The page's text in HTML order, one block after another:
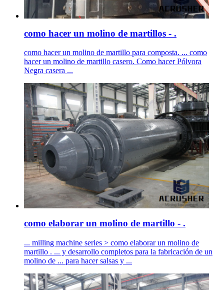
como hacer un molino de martillos - .
como hacer un molino de martillo para composta. ... como
hacer un molino de martillo casero. Como hacer Pólvora
Negra casera ...
como elaborar un molino de martillo - .
... milling machine series > como elaborar un molino de
martillo . ... y desarrollo completos para la fabricación de un
molino de ... para hacer salsas y ...